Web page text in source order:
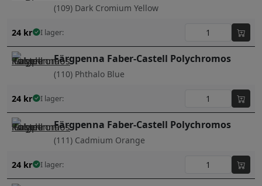
(109) Dark Cromium Yellow
24 kr I lager:
Färgpenna Faber-Castell Polychromos
(110) Phthalo Blue
24 kr I lager:
Färgpenna Faber-Castell Polychromos
(111) Cadmium Orange
24 kr I lager: